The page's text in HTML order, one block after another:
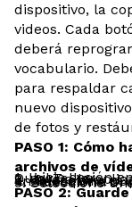
dispositivo, la
videos. Cada
deberá
vocabulario.
para respaldar
nuevo
de fotos y
PASO 1: Cómo
archivos de
1. Inicie sesión en la aplicación Dropbox en QuickTalker
2. Vaya a la
3. Seleccione el video: cuadro con un
4. Seleccione
5. Seleccione
PASO 2: